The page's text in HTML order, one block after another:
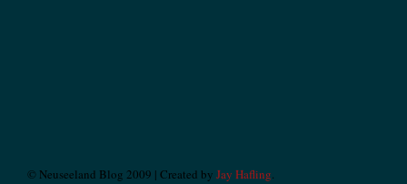
© Neuseeland Blog 2009 | Created by Jay Hafling.